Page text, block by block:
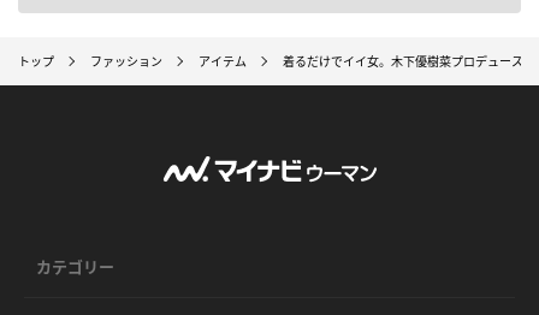
トップ ファッション アイテム 着るだけでイイ女。木下優樹菜プロデュース
カテゴリー